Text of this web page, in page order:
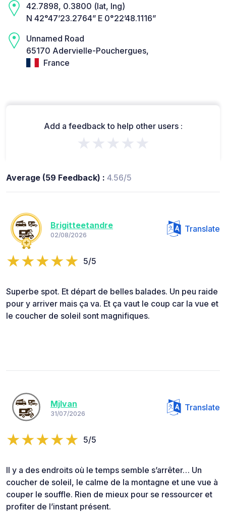
42.7898, 0.3800 (lat, lng)
N 42°47’23.2764” E 0°22’48.1116”
Unnamed Road
65170 Adervielle-Pouchergues,
France
Add a feedback to help other users :
★★★★★
Average (59 Feedback) : 4.56/5
Brigitteetandre
02/08/2026
Translate
5/5
Superbe spot. Et départ de belles balades. Un peu raide
pour y arriver mais ça va. Et ça vaut le coup car la vue et
le coucher de soleil sont magnifiques.
Mjlvan
31/07/2026
Translate
5/5
Il y a des endroits où le temps semble s’arrêter… Un
coucher de soleil, le calme de la montagne et une vue à
couper le souffle. Rien de mieux pour se ressourcer et
profiter de l’instant présent.